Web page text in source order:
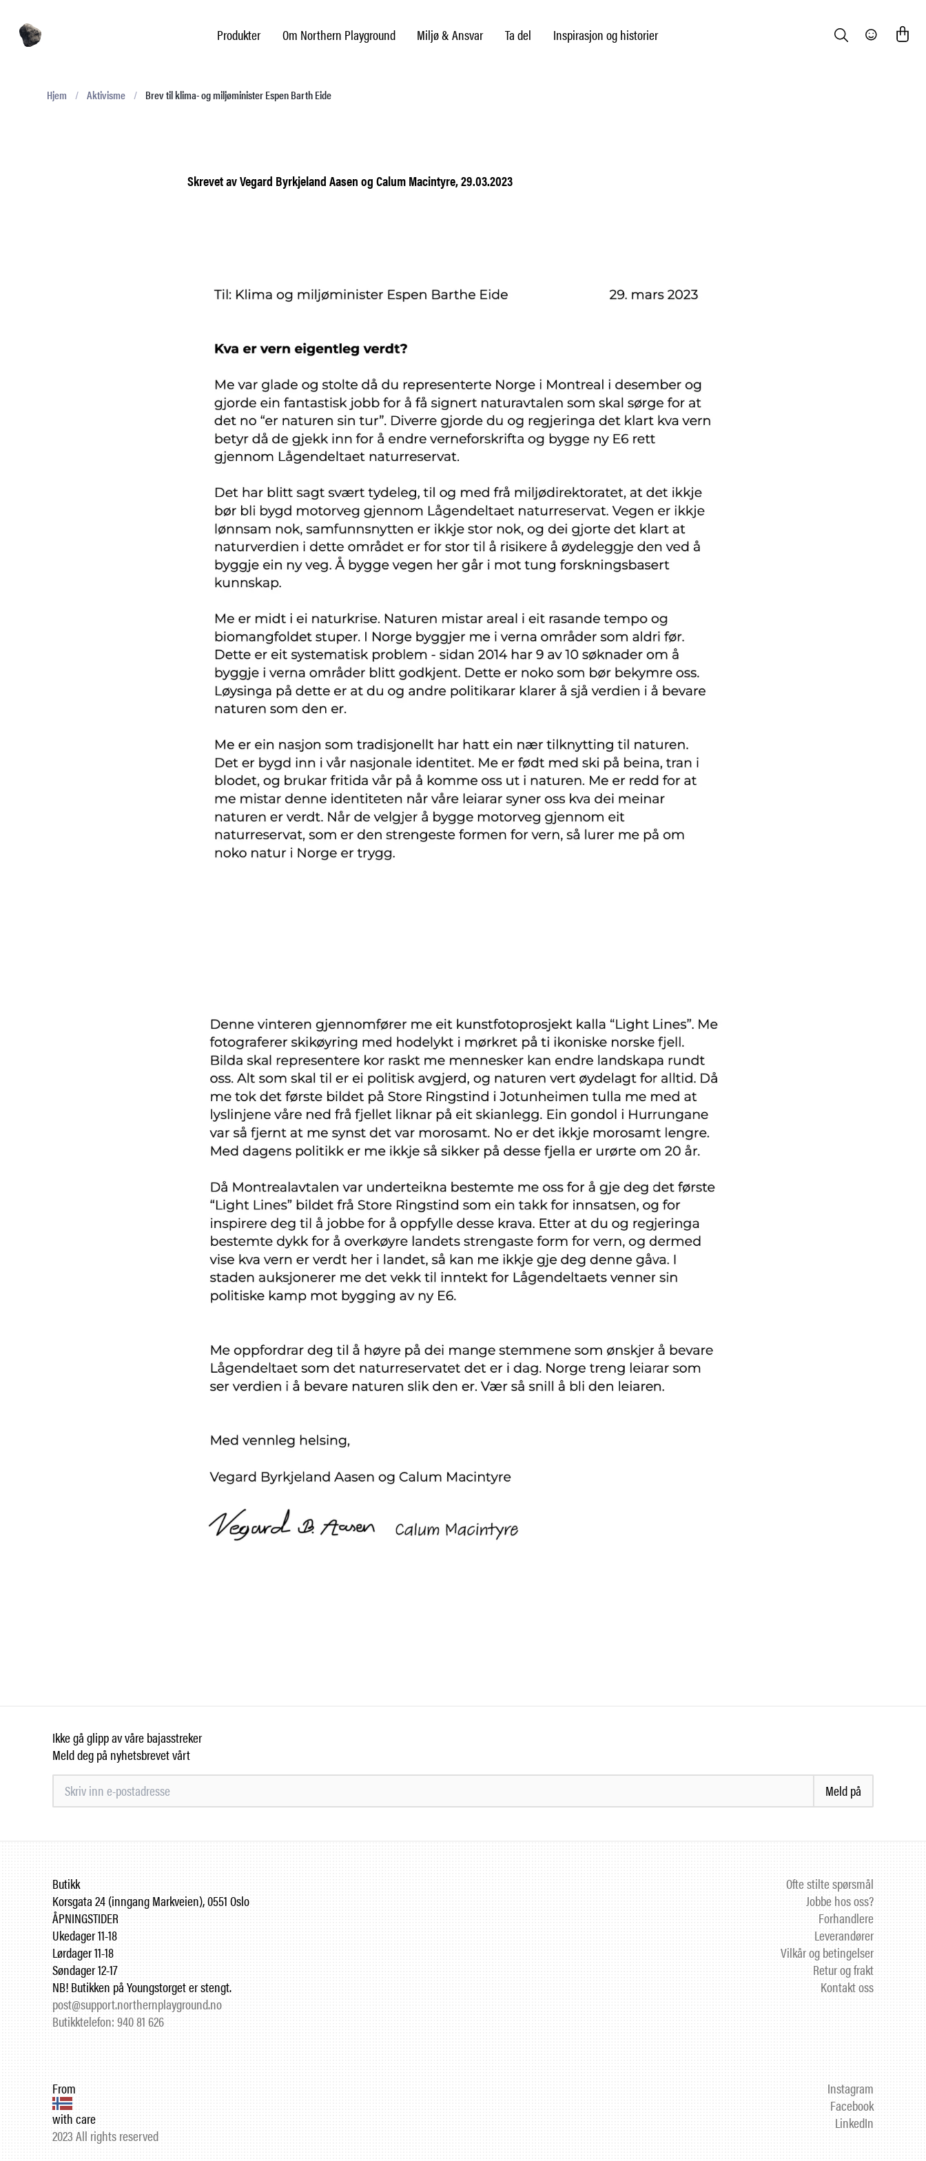
Produkter Miljø & Ansvar Ta del Inspirasjon og historier
Om Northern Playground Search Community
Hjem / Aktivisme / Brev til klima- og miljøminister Espen Barth Eide
Skrevet av Vegard Byrkjeland Aasen og Calum Macintyre, 29.03.2023
Ikke gå glipp av våre bajasstreker
Meld deg på nyhetsbrevet vårt
Meld på
Butikk
Korsgata 24 (inngang Markveien), 0551 Oslo
ÅPNINGSTIDER
Ukedager 11-18
Lørdager 11-18
Søndager 12-17
NB! Butikken på Youngstorget er stengt.
post@support.northernplayground.no
Butikktelefon: 940 81 626
Ofte stilte spørsmål
Jobbe hos oss?
Forhandlere
Leverandører
Vilkår og betingelser
Retur og frakt
Kontakt oss
From
with care
2023 All rights reserved
Instagram
Facebook
LinkedIn